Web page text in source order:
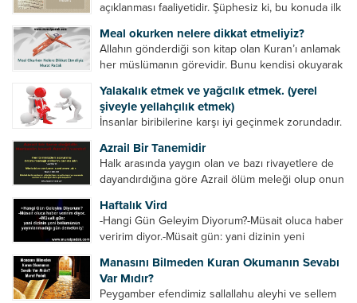
açıklanması faaliyetidir. Şüphesiz ki, bu konuda ilk
ayetleri peygamber efendimize soruyor. O da
bunları izah ediyor/tefsir ediyordu. “Biz sana...
Meal okurken nelere dikkat etmeliyiz?
Allahın gönderdiği son kitap olan Kuran’ı anlamak
her müslümanın görevidir. Bunu kendisi okuyarak
yollarla anlamaya çalışmalıdır. Meal nedir? Arapça
bir kelime olan meal;...
Yalakalık etmek ve yağcılık etmek. (yerel
şiveyle yellahçılık etmek)
İnsanlar biribilerine karşı iyi geçinmek zorundadır.
makam gücü, nesep gücü, maddi güç, fiziki güç)
diğer insanları ezebiliyor. Normal şartlarda elinde
bu güçler...
Azrail Bir Tanemidir
Halk arasında yaygın olan ve bazı rivayetlere de
dayandırdığına göre Azrail ölüm meleği olup onun
Azrail tek başına aynı anda binlerce insanın
canını...
Haftalık Vird
-Hangi Gün Geleyim Diyorum?-Müsait oluca haber
veririm diyor.-Müsait gün: yani dizinin yeni
efendinin Haftalık Virdi HAFTALIK VİRD Pazartesi
Günü Hangi VİRD var?20:00 Star TV –...
Manasını Bilmeden Kuran Okumanın Sevabı
Var Mıdır?
Peygamber efendimiz sallallahu aleyhi ve sellem